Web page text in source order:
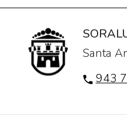
Santa
943